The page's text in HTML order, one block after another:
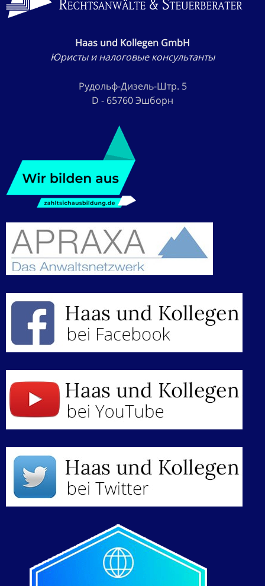
Haas und Kollegen GmbH
Юристы и налоговые консультанты
Рудольф-Дизель-Штр. 5
D - 65760 Эшборн